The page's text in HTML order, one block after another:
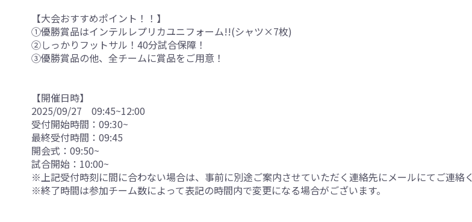
【大会おすすめポイント！！】
①優勝賞品はインテルレプリカユニフォーム!!(シャツ×7枚)
②しっかりフットサル！40分試合保障！
③優勝賞品の他、全チームに賞品をご用意！
【開催日時】
2025/09/27 09:45~12:00
受付開始時間：09:30~
最終受付時間：09:45
開会式：09:50~
試合開始：10:00~
※上記受付時刻に間に合わない場合は、事前に別途ご案内させていただく連絡先にメールにてご連絡く
※終了時間は参加チーム数によって表記の時間内で変更になる場合がございます。